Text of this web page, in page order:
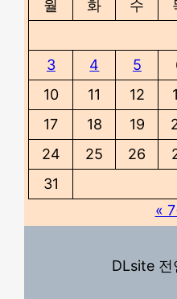
월
화 수
3
4 5
10
11 12
17
18 19
24
25 26
31
«
DLsite 전